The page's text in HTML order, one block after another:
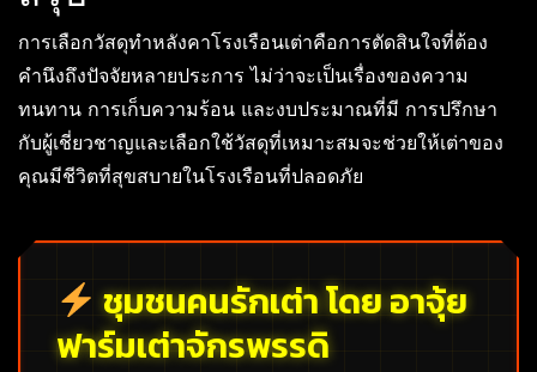
การเลือกวัสดุทำหลังคาโรงเรือนเต่าคือการตัดสินใจที่ต้อง
คำนึงถึงปัจจัยหลายประการ ไม่ว่าจะเป็นเรื่องของความ
ทนทาน การเก็บความร้อน และงบประมาณที่มี การปรึกษา
กับผู้เชี่ยวชาญและเลือกใช้วัสดุที่เหมาะสมจะช่วยให้เต่าของ
คุณมีชีวิตที่สุขสบายในโรงเรือนที่ปลอดภัย
ชุมชนคนรักเต่า โดย อาจุ้ย
ฟาร์มเต่าจักรพรรดิ